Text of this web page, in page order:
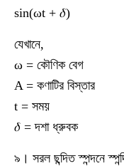
sin(ωt + 𝛿)
যেখানে,
ω = কৌণিক বেগ
A = কণাটির বিস্তার
t = সময়
𝛿 = দশা ধ্রুবক
৯। সরল ছন্দিত স্পন্দনে